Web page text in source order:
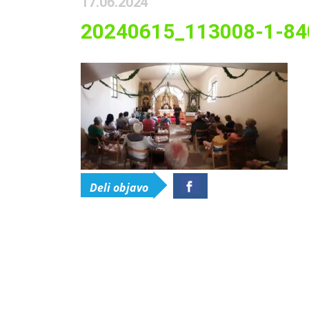
20240615_113008-1-
Deli objavo